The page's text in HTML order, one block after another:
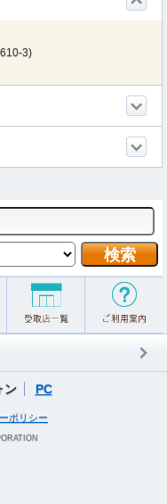
3)
ン PC
ポリシー